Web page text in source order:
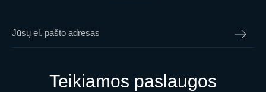
Teikiamos paslaugos